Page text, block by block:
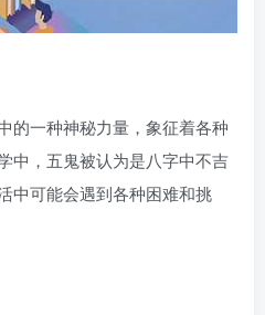
的一种神秘力量，象征着各种
中，五鬼被认为是八字中不吉
中可能会遇到各种困难和挑